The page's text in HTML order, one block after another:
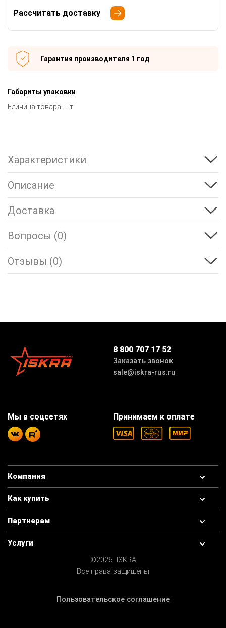
Рассчитать доставку
Гарантия производителя 1 год
Габариты упаковки
Единица товара: шт
Характеристики
Описание
Доставка
Вопросы (0)
Отзывы (0)
8 800 707 17 52
Заказать звонок
sale@iskra-rus.ru
Компания
Как купить
Партнерам
Услуги
©2026 ISKRA
Все права защищены
Пользовательское соглашение
Принимаем к оплате
Мы в соцсетях